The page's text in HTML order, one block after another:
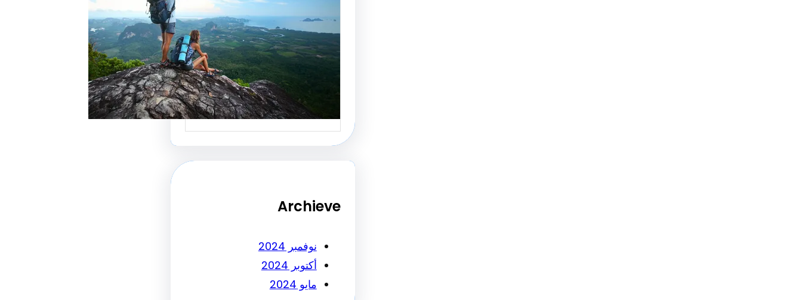
لجذب الزبائن وتحقيق
النجاح
رقم شركة سياحة هو عامل
أساسي لجذب الزبائن وتحقيق
النجاح…
Archieve
نوفمبر 2024
أكتوبر 2024
مايو 2024